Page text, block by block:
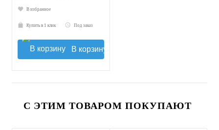
В избранное
Купить в 1 клик Под заказ
В корзину
С ЭТИМ ТОВАРОМ ПОКУПАЮТ